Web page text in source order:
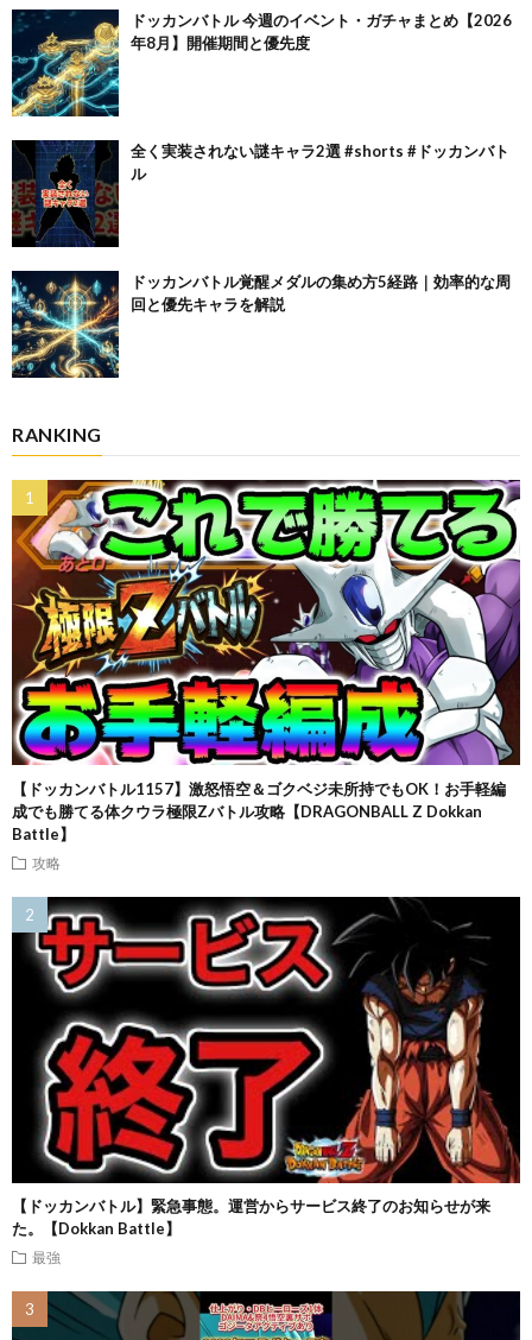
ドッカンバトル 今週のイベント・ガチャまとめ【2026
年8月】開催期間と優先度
全く実装されない謎キャラ2選 #shorts #ドッカンバト
ル
ドッカンバトル覚醒メダルの集め方5経路｜効率的な周
回と優先キャラを解説
RANKING
【ドッカンバトル1157】激怒悟空＆ゴクベジ未所持でもOK！お手軽編
成でも勝てる体クウラ極限Zバトル攻略【DRAGONBALL Z Dokkan
Battle】
攻略
【ドッカンバトル】緊急事態。運営からサービス終了のお知らせが来
た。【Dokkan Battle】
最強